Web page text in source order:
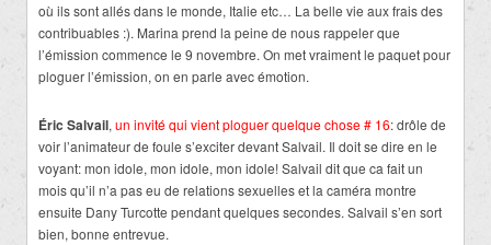
où ils sont allés dans le monde, Italie etc… La belle vie aux frais des
contribuables :). Marina prend la peine de nous rappeler que
l’émission commence le 9 novembre. On met vraiment le paquet pour
ploguer l’émission, on en parle avec émotion.
Éric Salvail,un invité qui vient ploguer quelque chose # 16: drôle de
voir l’animateur de foule s’exciter devant Salvail. Il doit se dire en le
voyant: mon idole, mon idole, mon idole! Salvail dit que ca fait un
mois qu’il n’a pas eu de relations sexuelles et la caméra montre
ensuite Dany Turcotte pendant quelques secondes. Salvail s’en sort
bien, bonne entrevue.